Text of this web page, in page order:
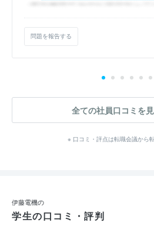
問題を報告する
全ての社員口コミを
※ 口コミ・評点は転職会議から
伊藤電機の
学生の口コミ・評判